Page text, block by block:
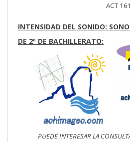
ACT
INTENSIDAD DEL SONIDO:
DE 2º DE BACHILLERATO:
PUEDE INTERESAR LA